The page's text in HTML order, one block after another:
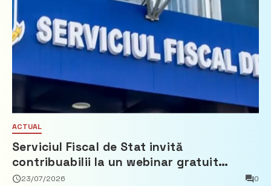
ACTUAL
Serviciul Fiscal de Stat invită
contribuabilii la un webinar gratuit
privind calculul impozitului pe bunurile
23/07/2026 0